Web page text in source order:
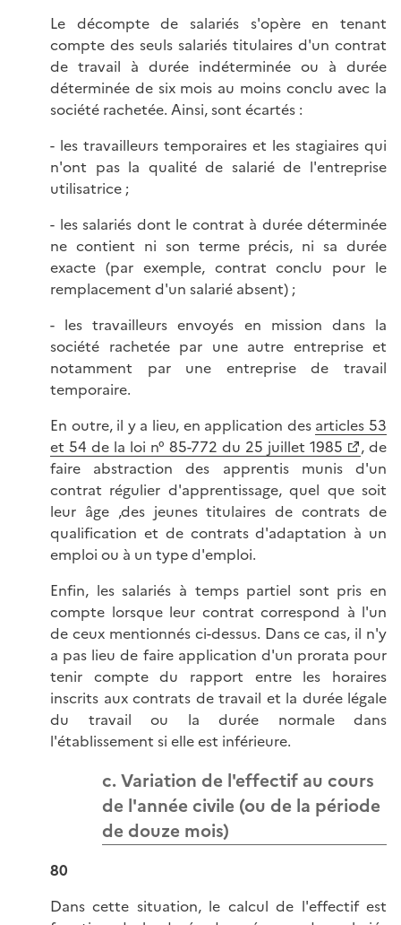
Le décompte de salariés s'opère en tenant
compte des seuls salariés titulaires d'un contrat
de travail à durée indéterminée ou à durée
déterminée de six mois au moins conclu avec la
société rachetée. Ainsi, sont écartés :
- les travailleurs temporaires et les stagiaires qui
n'ont pas la qualité de salarié de l'entreprise
utilisatrice ;
- les salariés dont le contrat à durée déterminée
ne contient ni son terme précis, ni sa durée
exacte (par exemple, contrat conclu pour le
remplacement d'un salarié absent) ;
- les travailleurs envoyés en mission dans la
société rachetée par une autre entreprise et
notamment par une entreprise de travail
temporaire.
En outre, il y a lieu, en application des articles 53
et 54 de la loi n° 85-772 du 25 juillet 1985
, de
faire abstraction des apprentis munis d'un
contrat régulier d'apprentissage, quel que soit
leur âge ,des jeunes titulaires de contrats de
qualification et de contrats d'adaptation à un
emploi ou à un type d'emploi.
Enfin, les salariés à temps partiel sont pris en
compte lorsque leur contrat correspond à l'un
de ceux mentionnés ci-dessus. Dans ce cas, il n'y
a pas lieu de faire application d'un prorata pour
tenir compte du rapport entre les horaires
inscrits aux contrats de travail et la durée légale
du travail ou la durée normale dans
l'établissement si elle est inférieure.
c. Variation de l'effectif au cours
de l'année civile (ou de la période
de douze mois)
80
Dans cette situation, le calcul de l'effectif est